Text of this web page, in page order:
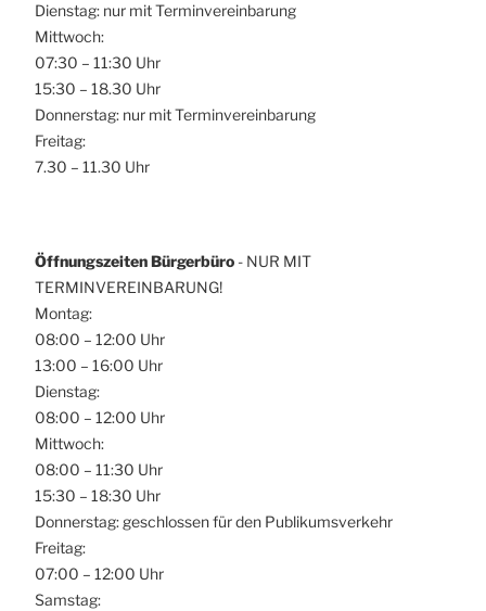
Dienstag: nur mit Terminvereinbarung
Mittwoch:
07:30 – 11:30 Uhr
15:30 – 18.30 Uhr
Donnerstag: nur mit Terminvereinbarung
Freitag:
7.30 – 11.30 Uhr
Öffnungszeiten Bürgerbüro - NUR MIT
TERMINVEREINBARUNG!
Montag:
08:00 – 12:00 Uhr
13:00 – 16:00 Uhr
Dienstag:
08:00 – 12:00 Uhr
Mittwoch:
08:00 – 11:30 Uhr
15:30 – 18:30 Uhr
Donnerstag: geschlossen für den Publikumsverkehr
Freitag:
07:00 – 12:00 Uhr
Samstag: